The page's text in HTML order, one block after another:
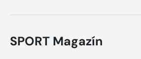
SPORT Magazín